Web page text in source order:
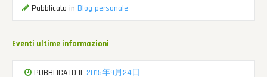
Pubblicato in Blog personale
Eventi ultime informazioni
PUBBLICATO IL 2015年9月24日